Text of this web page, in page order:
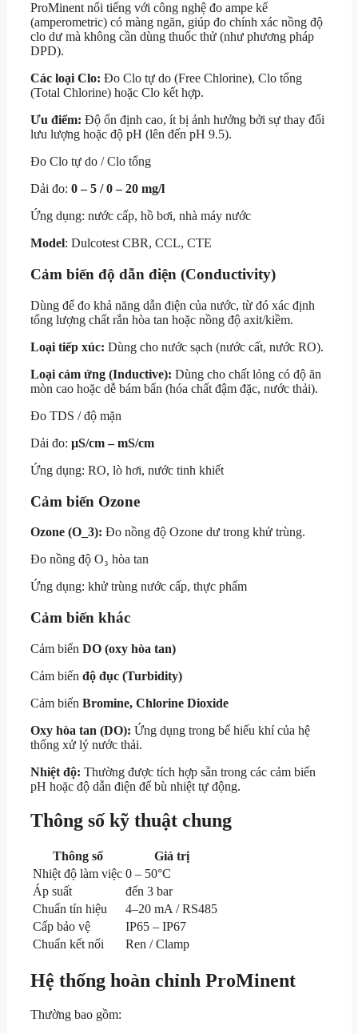
ProMinent nổi tiếng với công nghệ đo ampe kế
(amperometric) có màng ngăn, giúp đo chính xác nồng độ
clo dư mà không cần dùng thuốc thử (như phương pháp
DPD).
Các loại Clo: Đo Clo tự do (Free Chlorine), Clo tổng
(Total Chlorine) hoặc Clo kết hợp.
Ưu điểm: Độ ổn định cao, ít bị ảnh hưởng bởi sự thay đổi
lưu lượng hoặc độ pH (lên đến pH 9.5).
Đo Clo tự do / Clo tổng
Dải đo: 0 – 5 / 0 – 20 mg/l
Ứng dụng: nước cấp, hồ bơi, nhà máy nước
Model: Dulcotest CBR, CCL, CTE
Cảm biến độ dẫn điện (Conductivity)
Dùng để đo khả năng dẫn điện của nước, từ đó xác định
tổng lượng chất rắn hòa tan hoặc nồng độ axit/kiềm.
Loại tiếp xúc: Dùng cho nước sạch (nước cất, nước RO).
Loại cảm ứng (Inductive): Dùng cho chất lỏng có độ ăn
mòn cao hoặc dễ bám bẩn (hóa chất đậm đặc, nước thải).
Đo TDS / độ mặn
Dải đo: µS/cm – mS/cm
Ứng dụng: RO, lò hơi, nước tinh khiết
Cảm biến Ozone
Ozone (O_3): Đo nồng độ Ozone dư trong khử trùng.
Đo nồng độ O₃ hòa tan
Ứng dụng: khử trùng nước cấp, thực phẩm
Cảm biến khác
Cảm biến DO (oxy hòa tan)
Cảm biến độ đục (Turbidity)
Cảm biến Bromine, Chlorine Dioxide
Oxy hòa tan (DO): Ứng dụng trong bể hiếu khí của hệ
thống xử lý nước thải.
Nhiệt độ: Thường được tích hợp sẵn trong các cảm biến
pH hoặc độ dẫn điện để bù nhiệt tự động.
Thông số kỹ thuật chung
Thông số
Giá trị
Nhiệt độ làm việc 0 – 50°C
Áp suất
đến 3 bar
Chuẩn tín hiệu
4–20 mA / RS485
Cấp bảo vệ
IP65 – IP67
Chuẩn kết nối
Ren / Clamp
Hệ thống hoàn chỉnh ProMinent
Thường bao gồm: